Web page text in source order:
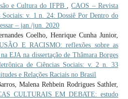
e Cultura do IFPB
,CAOS – Revista
Sociais: v. 1 n. 24: Dossiê Por Dentro do
– jan./jun. 2020
Coelho, Henrique Cunha Junior,
E RACISMO: reflexões sobre as
EJA na dissertação de Thâmara Borges
de Ciências Sociais: v. 2 n. 33
e Relações Raciais no Brasil
Malena Rehbein Rodrigues Sathler,
CULTURAIS EM DEBATE: estudo